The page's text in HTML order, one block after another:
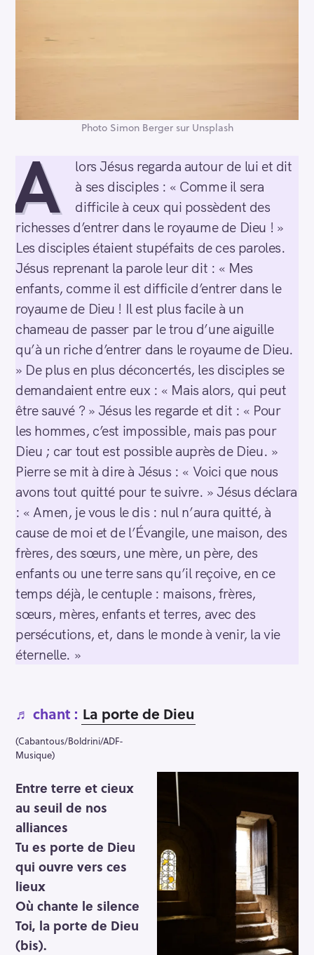
Photo Simon Berger sur Unsplash
A
lors Jésus regarda autour de lui et dit
à ses disciples : « Comme il sera
difficile à ceux qui possèdent des
richesses d’entrer dans le royaume de Dieu ! »
Les disciples étaient stupéfaits de ces paroles.
Jésus reprenant la parole leur dit : « Mes
enfants, comme il est difficile d’entrer dans le
royaume de Dieu ! Il est plus facile à un
chameau de passer par le trou d’une aiguille
qu’à un riche d’entrer dans le royaume de Dieu.
» De plus en plus déconcertés, les disciples se
demandaient entre eux : « Mais alors, qui peut
être sauvé ? » Jésus les regarde et dit : « Pour
les hommes, c’est impossible, mais pas pour
Dieu ; car tout est possible auprès de Dieu. »
Pierre se mit à dire à Jésus : « Voici que nous
avons tout quitté pour te suivre. » Jésus déclara
: « Amen, je vous le dis : nul n’aura quitté, à
cause de moi et de l’Évangile, une maison, des
frères, des sœurs, une mère, un père, des
enfants ou une terre sans qu’il reçoive, en ce
temps déjà, le centuple : maisons, frères,
sœurs, mères, enfants et terres, avec des
persécutions, et, dans le monde à venir, la vie
éternelle. »
♬ chant : La porte de Dieu
(Cabantous/Boldrini/ADF-
Musique)
Entre terre et cieux
au seuil de nos
alliances
Tu es porte de Dieu
qui ouvre vers ces
lieux
Où chante le silence
Toi, la porte de Dieu
(bis).